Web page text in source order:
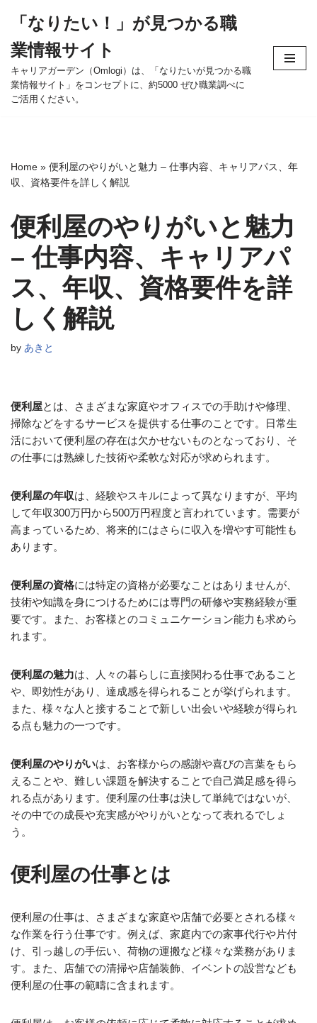
ン
テ
ン
ツ
ッ
プ
「なりたい！」が見つかる職
業情報サイト
キャリアガーデン（Omlogi）は、「なりたいが見つかる職
業情報サイト」をコンセプトに、約5000 ぜひ職業調べに
ご活用ください。
Home » 便利屋のやりがいと魅力 – 仕事内容、キャリアパス、年
収、資格要件を詳しく解説
便利屋のやりがいと魅力
– 仕事内容、キャリアパ
ス、年収、資格要件を詳
しく解説
by あきと
便利屋とは、さまざまな家庭やオフィスでの手助けや修理、
掃除などをするサービスを提供する仕事のことです。日常生
活において便利屋の存在は欠かせないものとなっており、そ
の仕事には熟練した技術や柔軟な対応が求められます。
便利屋の年収は、経験やスキルによって異なりますが、平均
して年収300万円から500万円程度と言われています。需要が
高まっているため、将来的にはさらに収入を増やす可能性も
あります。
便利屋の資格には特定の資格が必要なことはありませんが、
技術や知識を身につけるためには専門の研修や実務経験が重
要です。また、お客様とのコミュニケーション能力も求めら
れます。
便利屋の魅力は、人々の暮らしに直接関わる仕事であること
や、即効性があり、達成感を得られることが挙げられます。
また、様々な人と接することで新しい出会いや経験が得られ
る点も魅力の一つです。
便利屋のやりがいは、お客様からの感謝や喜びの言葉をもら
えることや、難しい課題を解決することで自己満足感を得ら
れる点があります。便利屋の仕事は決して単純ではないが、
その中での成長や充実感がやりがいとなって表れるでしょ
う。
便利屋の仕事とは
便利屋の仕事は、さまざまな家庭や店舗で必要とされる様々
な作業を行う仕事です。例えば、家庭内での家事代行や片付
け、引っ越しの手伝い、荷物の運搬など様々な業務がありま
す。また、店舗での清掃や店舗装飾、イベントの設営なども
便利屋の仕事の範疇に含まれます。